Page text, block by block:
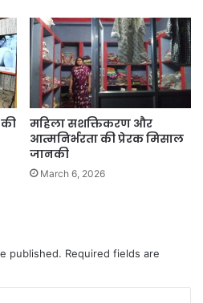
की
महिला सशक्तिकरण और
आत्मनिर्भरता की प्रेरक मिसाल
जानकी
March 6, 2026
published. Required fields are